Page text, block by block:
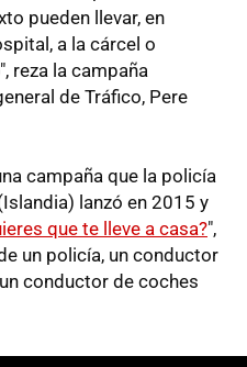
pueden llevar, en
a la cárcel o
reza la campaña
de Tráfico, Pere
campaña que la policía
lanzó en 2015 y
que te lleve a casa?",
un policía, un conductor
conductor de coches